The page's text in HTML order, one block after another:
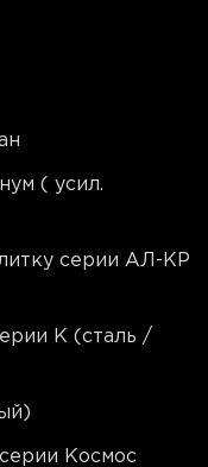
( усил.
серии АЛ-КР
K (сталь /
Космос